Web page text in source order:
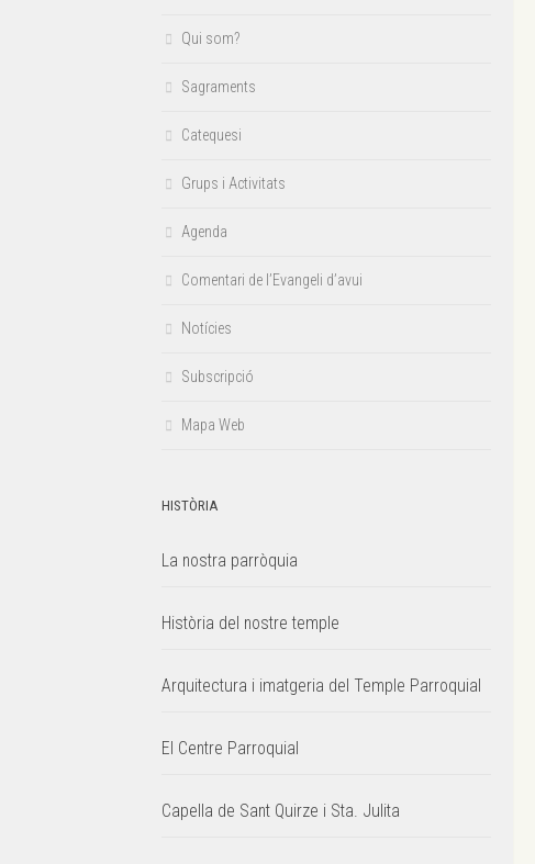
Qui som?
Sagraments
Catequesi
Grups i Activitats
Agenda
Comentari de l’Evangeli d’avui
Notícies
Subscripció
Mapa Web
HISTÒRIA
La nostra parròquia
Història del nostre temple
Arquitectura i imatgeria del Temple Parroquial
El Centre Parroquial
Capella de Sant Quirze i Sta. Julita